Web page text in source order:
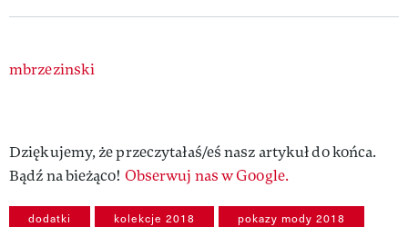
Authors
mbrzezinski
Dziękujemy, że przeczytałaś/eś nasz artykuł do końca.
Bądź na bieżąco! Obserwuj nas w Google.
dodatki kolekcje 2018 pokazy mody 2018